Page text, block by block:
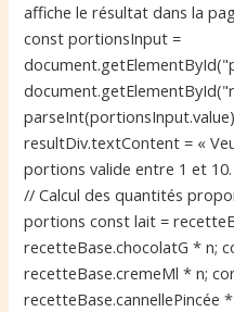
affiche le résultat dans la
const portionsInput =
resultDiv.textContent = «
portions valide entre 1 et
// Calcul des quantités
portions const lait =
recetteBase.chocolatG * n;
recetteBase.cremeMl * n;
recetteBase.cannellePincée